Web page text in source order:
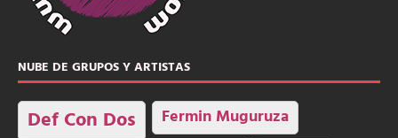
NUBE DE GRUPOS Y ARTISTAS
Def Con Dos Fermin Muguruza